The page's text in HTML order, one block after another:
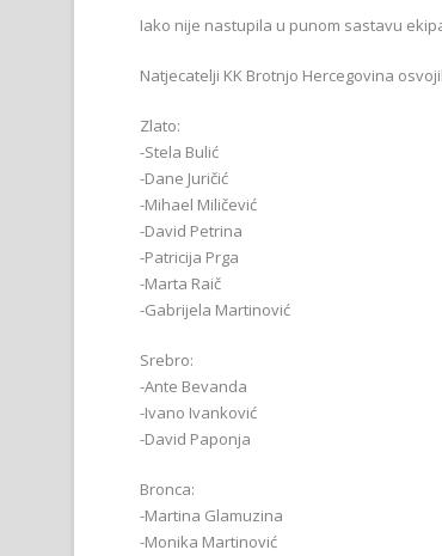
Iako nije nastupila u punom sastavu
Natjecatelji KK Brotnjo Hercegovina
Zlato:
-Stela Bulić
-Dane Juričić
-Mihael Miličević
-David Petrina
-Patricija Prga
-Marta Raič
-Gabrijela Martinović
Srebro:
-Ante Bevanda
-Ivano Ivanković
-David Paponja
Bronca:
-Martina Glamuzina
-Monika Martinović